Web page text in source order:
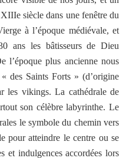
siècle dans une fenêtre du
à l’époque médiévale, et
ans les bâtisseurs de Dieu
l’époque plus ancienne nous
des Saints Forts » (d’origine
les vikings. La cathédrale de
son célèbre labyrinthe. Le
le symbole du chemin vers
pour atteindre le centre ou se
et indulgences accordées lors